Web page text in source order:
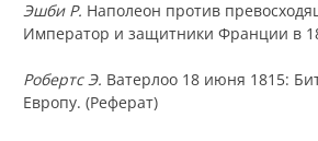
Эшби Р. Наполеон против
Император и защитники Франции в
Робертс Э. Ватерлоо 18 июня 1815:
Европу. (Реферат)